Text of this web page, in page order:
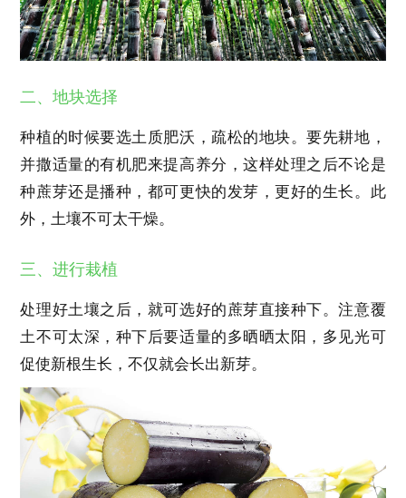
二、地块选择
种植的时候要选土质肥沃，疏松的地块。要先耕地，
并撒适量的有机肥来提高养分，这样处理之后不论是
种蔗芽还是播种，都可更快的发芽，更好的生长。此
外，土壤不可太干燥。
三、进行栽植
处理好土壤之后，就可选好的蔗芽直接种下。注意覆
土不可太深，种下后要适量的多晒晒太阳，多见光可
促使新根生长，不仅就会长出新芽。